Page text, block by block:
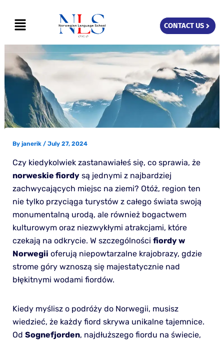
content
Menu CONTACT US
By janerik / July 27, 2024
Czy kiedykolwiek zastanawiałeś się, co sprawia, że
norweskie fiordysą jednymi z najbardziej
zachwycających miejsc na ziemi? Otóż, region ten
nie tylko przyciąga turystów z całego świata swoją
monumentalną urodą, ale również bogactwem
kulturowym oraz niezwykłymi atrakcjami, które
czekają na odkrycie. W szczególności fiordy w
Norwegii oferują niepowtarzalne krajobrazy, gdzie
strome góry wznoszą się majestatycznie nad
błękitnymi wodami fiordów.
Kiedy myślisz o podróży do Norwegii, musisz
wiedzieć, że każdy fiord skrywa unikalne tajemnice.
Od Sognefjorden, najdłuższego fiordu na świecie,